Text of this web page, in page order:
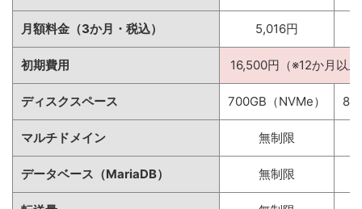
月額料金（3か月・税込） 5,016円
初期費用 16,500円（※12か月以
ディスクスペース 700GB（NVMe）
マルチドメイン 無制限
データベース（MariaDB） 無制限